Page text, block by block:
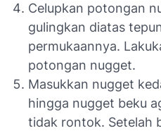
Celupkan potongan
gulingkan diatas
permukaannya.
potongan nugget.
Masukkan nugget
hingga nugget beku
tidak rontok. Setelah